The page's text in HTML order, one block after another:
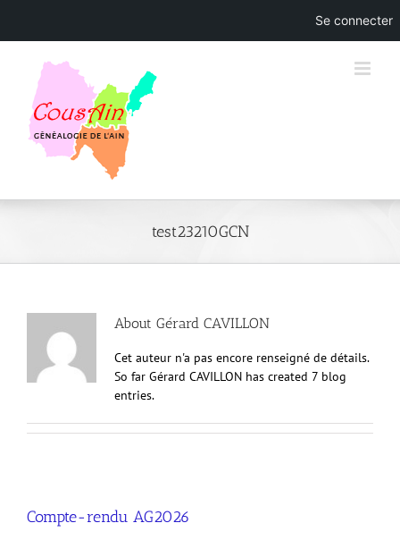
content
test23210GCN
About Gérard CAVILLON
Cet auteur n'a pas encore renseigné de détails.
So far Gérard CAVILLON has created 7 blog
entries.
Compte-rendu AG2026
Se connecter